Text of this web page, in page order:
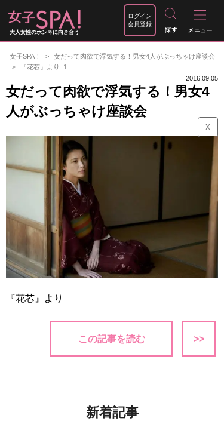
大人女性のホンネに向き合う
ログイン
会員登録
女子SPA！
女だって肉欲で浮気する！男女4人がぶっちゃけ座談会
『花芯』より_1
2016.09.05
女だって肉欲で浮気する！男女4
人がぶっちゃけ座談会
☓
『花芯』より
この記事を読む >>
新着記事